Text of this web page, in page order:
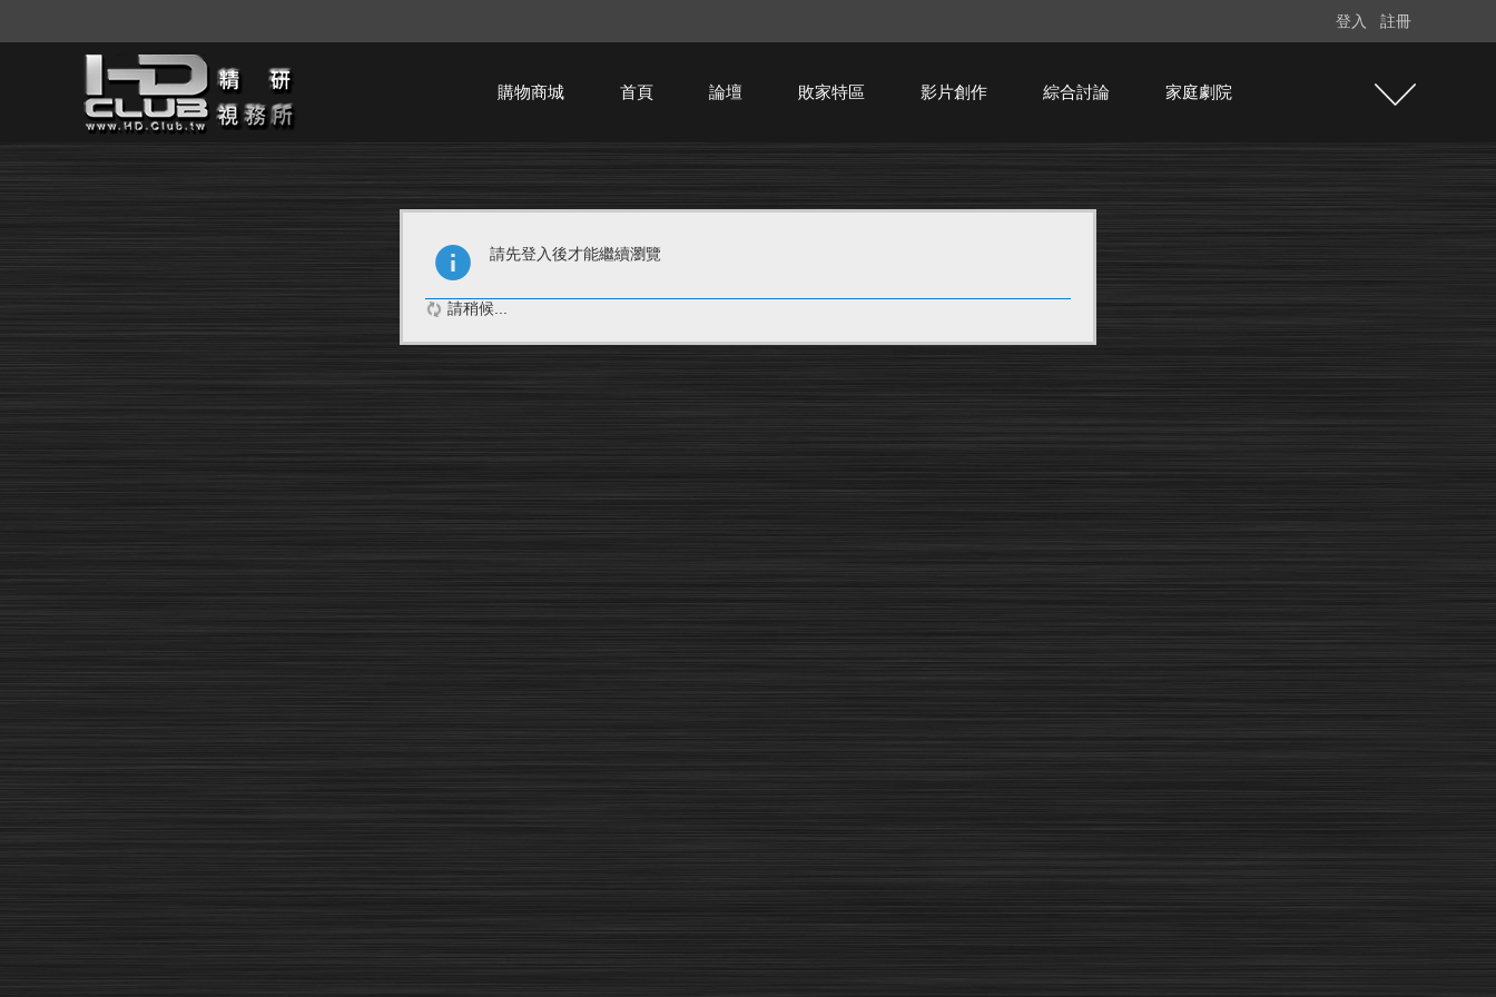
登入 註冊
購物商城 首頁 論壇 敗家特區 影片創作 綜合討論 家庭劇院
請先登入後才能繼續瀏覽
請稍候...